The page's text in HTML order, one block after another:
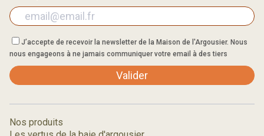
Nos produits
J’accepte de recevoir la newsletter de la Maison de l'Argousier. Nous
nous engageons à ne jamais communiquer votre email à des tiers
Valider